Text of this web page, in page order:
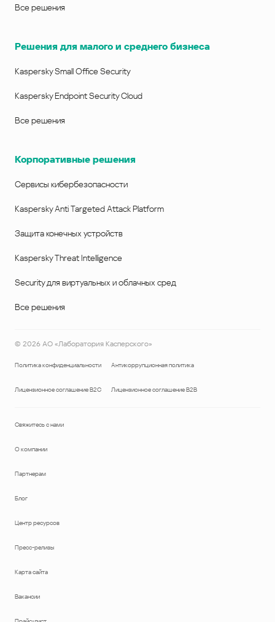
Все решения
Решения для малого и среднего бизнеса
Kaspersky Small Office Security
Kaspersky Endpoint Security Cloud
Все решения
Корпоративные решения
Сервисы кибербезопасности
Kaspersky Anti Targeted Attack Platform
Защита конечных устройств
Kaspersky Threat Intelligence
Security для виртуальных и облачных сред
Все решения
© 2026 АО «Лаборатория Касперского»
Политика конфиденциальности Антикоррупционная политика
Лицензионное соглашение B2C Лицензионное соглашение B2B
Свяжитесь с нами
О компании
Партнерам
Блог
Центр ресурсов
Пресс-релизы
Карта сайта
Вакансии